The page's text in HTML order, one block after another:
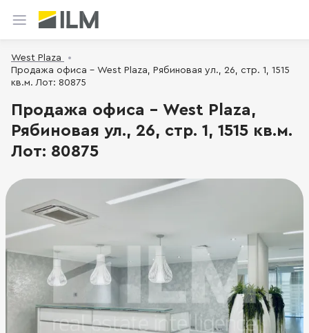
West Plaza
Продажа офиса - West Plaza, Рябиновая ул., 26, стр. 1, 1515
кв.м. Лот: 80875
Продажа офиса - West Plaza,
Рябиновая ул., 26, стр. 1, 1515 кв.м.
Лот: 80875